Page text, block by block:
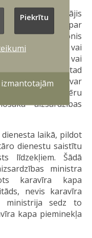
dēļ gājis
un kļuvis par
bojājuma cēlonis
pildīšanu vai
rīcību, viņam vai
ja lejupējo nav, tad
radiniekiem var
kura apmēru
aizsardzības
laikā, pildot
dienestu saistītu
līdzekļiem. Šādā
ministra
karavīra kapa
nevis karavīra
ministrija sedz to
kapa pieminekļa
Piekrītu